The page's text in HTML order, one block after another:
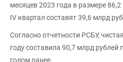
месяцев 2023 года в размере
IV квартал составят 39,6 млрд
Согласно отчетности РСБУ,
году составила 90,7 млрд рублей
годом ранее.